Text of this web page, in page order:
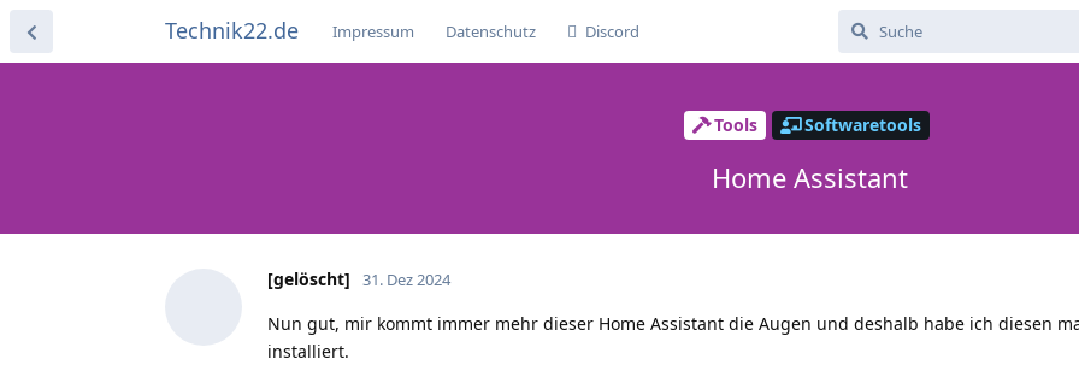
Technik22.de Impressum Datenschutz Discord
Tools Softwaretools
Home Assistant
[gelöscht] 31. Dez 2024
Nun gut, mir kommt immer mehr dieser Home Assistant die Augen und deshalb habe ich diesen
installiert.